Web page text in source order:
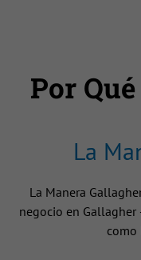
Por
La
La Manera
negocio en
como